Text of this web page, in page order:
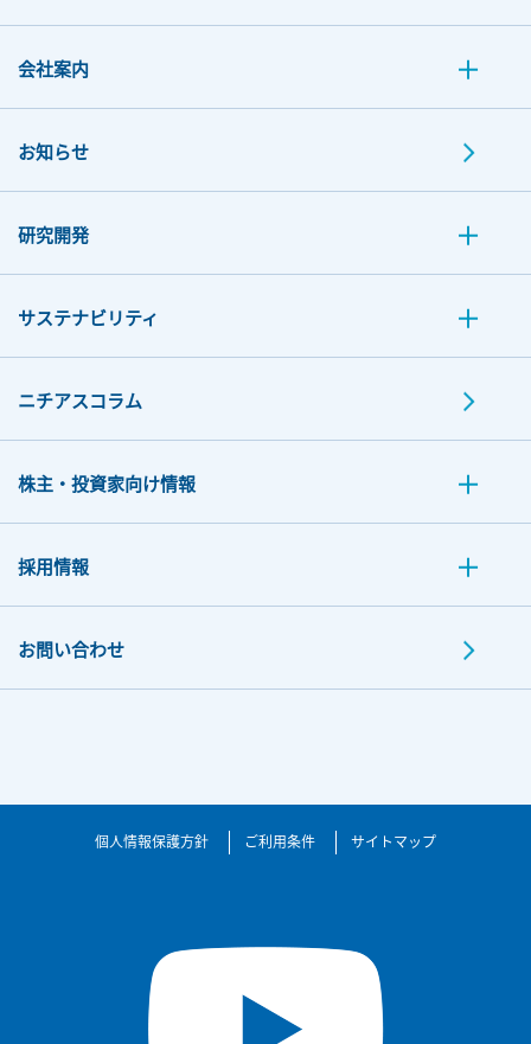
会社案内
お知らせ
研究開発
サステナビリティ
ニチアスコラム
株主・投資家向け情報
採用情報
お問い合わせ
個人情報保護方針 ご利用条件 サイトマップ